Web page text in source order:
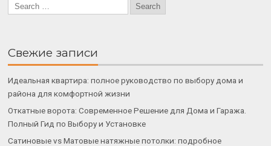
Свежие записи
Идеальная квартира: полное руководство по выбору дома и
района для комфортной жизни
Откатные ворота: Современное Решение для Дома и Гаража.
Полный Гид по Выбору и Установке
Сатиновые vs Матовые натяжные потолки: подробное